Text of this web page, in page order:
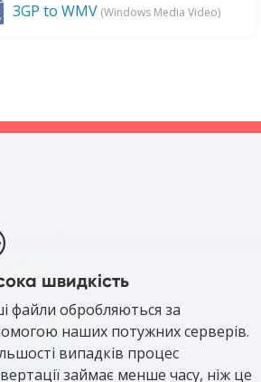
3GP to WMV (Windows Media Video)
швидкість
файли обробляються за
наших потужних серверів.
випадків процес
займає менше часу, ніж це